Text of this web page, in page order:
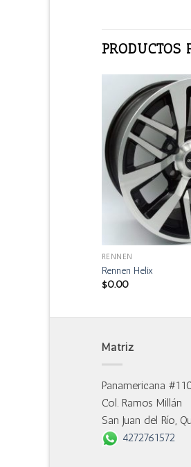
PRODUCTOS
RENNEN
Rennen Helix
$0.00
Matriz
Panamericana
Col. Ramos Millán
San Juan del Río,
4272761572